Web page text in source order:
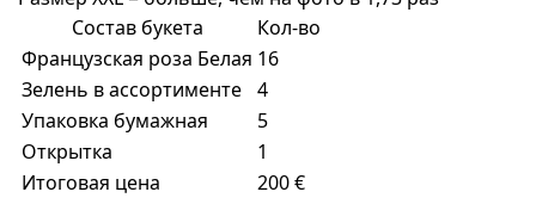
Состав букета
Кол-во
Французская роза Белая 16
Зелень в ассортименте 4
Упаковка бумажная
5
Открытка
1
Итоговая цена
200 €